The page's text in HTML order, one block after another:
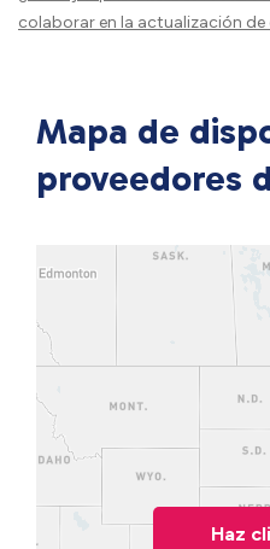
colaborar en la actualización de
Mapa de
proveedores
Haz